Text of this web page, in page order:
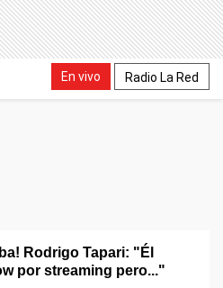
En vivo Radio La Red
Rodrigo Tapari: "Él
por streaming pero..."